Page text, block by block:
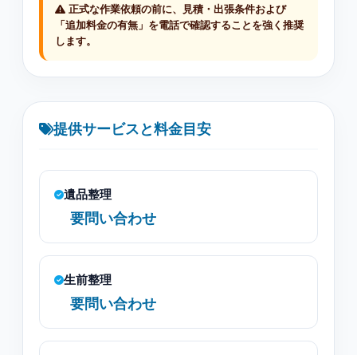
正式な作業依頼の前に、見積・出張条件および
「追加料金の有無」を電話で確認することを強く推奨
します。
提供サービスと料金目安
遺品整理
要問い合わせ
生前整理
要問い合わせ